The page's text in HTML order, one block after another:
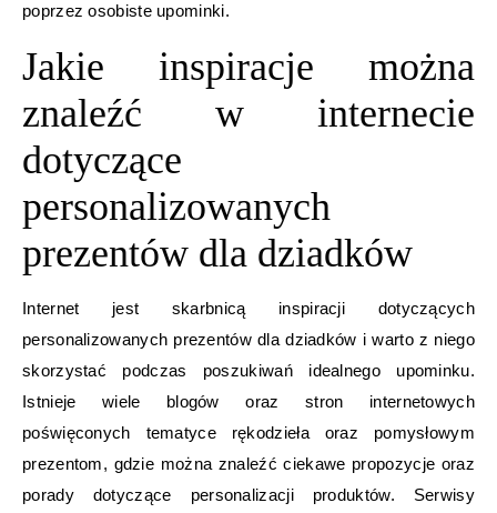
poprzez osobiste upominki.
Jakie inspiracje można
znaleźć w internecie
dotyczące
personalizowanych
prezentów dla dziadków
Internet jest skarbnicą inspiracji dotyczących
personalizowanych prezentów dla dziadków i warto z niego
skorzystać podczas poszukiwań idealnego upominku.
Istnieje wiele blogów oraz stron internetowych
poświęconych tematyce rękodzieła oraz pomysłowym
prezentom, gdzie można znaleźć ciekawe propozycje oraz
porady dotyczące personalizacji produktów. Serwisy